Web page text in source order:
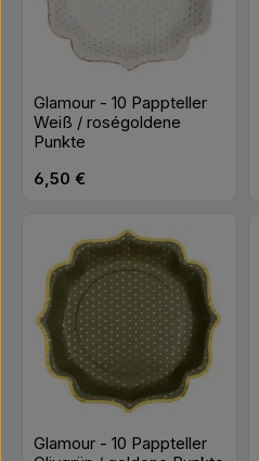
Glamour - 10 Pappteller
Weiß / roségoldene
Punkte
Regulärer Preis:
6,50 €
Glamour - 10 Pappteller